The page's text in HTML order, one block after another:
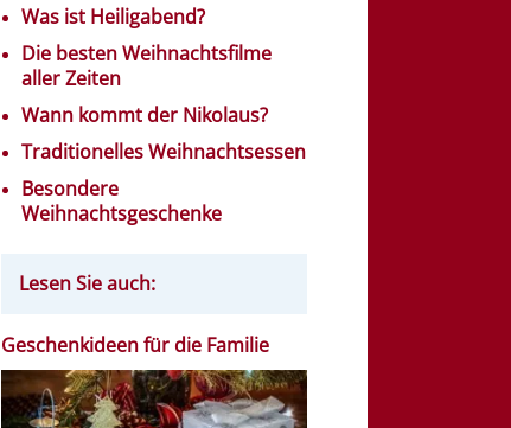
Was ist Heiligabend?
Die besten Weihnachtsfilme
aller Zeiten
Wann kommt der Nikolaus?
Traditionelles Weihnachtsessen
Besondere
Weihnachtsgeschenke
Lesen Sie auch:
Geschenkideen für die Familie